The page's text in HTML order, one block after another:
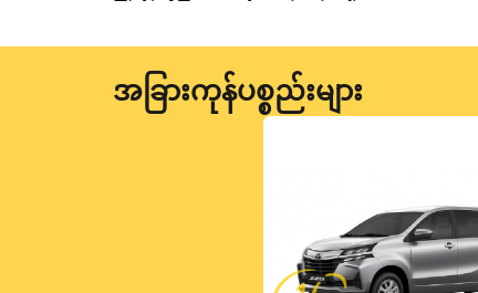
အခြားကုန်ပစ္စည်းများ